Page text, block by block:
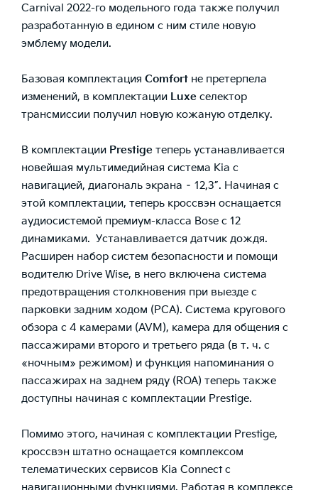
Carnival 2022-го модельного года также получил
разработанную в едином с ним стиле новую
эмблему модели.
Базовая комплектация Comfort не претерпела
изменений, в комплектации Luxe селектор
трансмиссии получил новую кожаную отделку.
В комплектации Prestige теперь устанавливается
новейшая мультимедийная система Kia с
навигацией, диагональ экрана – 12,3”. Начиная с
этой комплектации, теперь кроссвэн оснащается
аудиосистемой премиум-класса Bose с 12
динамиками. Устанавливается датчик дождя.
Расширен набор систем безопасности и помощи
водителю Drive Wise, в него включена система
предотвращения столкновения при выезде с
парковки задним ходом (PCA). Система кругового
обзора с 4 камерами (AVM), камера для общения с
пассажирами второго и третьего ряда (в т. ч. с
«ночным» режимом) и функция напоминания о
пассажирах на заднем ряду (ROA) теперь также
доступны начиная с комплектации Prestige.
Помимо этого, начиная с комплектации Prestige,
кроссвэн штатно оснащается комплексом
телематических сервисов Kia Connect с